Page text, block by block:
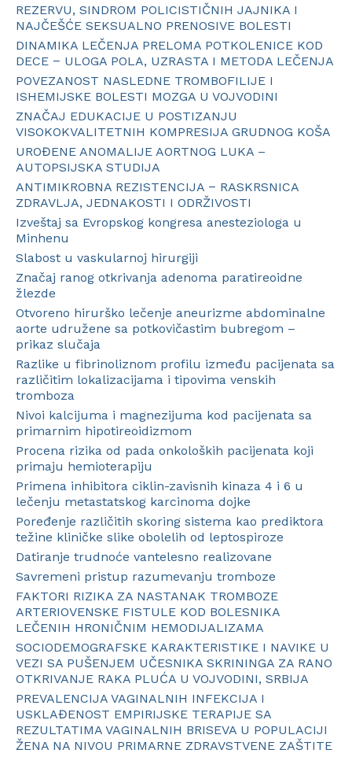
REZERVU, SINDROM POLICISTIČNIH JAJNIKA I
NAJČEŠĆE SEKSUALNO PRENOSIVE BOLESTI
DINAMIKA LEČENJA PRELOMA POTKOLENICE KOD
DECE − ULOGA POLA, UZRASTA I METODA LEČENJA
POVEZANOST NASLEDNE TROMBOFILIJE I
ISHEMIJSKE BOLESTI MOZGA U VOJVODINI
ZNAČAJ EDUKACIJE U POSTIZANJU
VISOKOKVALITETNIH KOMPRESIJA GRUDNOG KOŠA
UROĐENE ANOMALIJE AORTNOG LUKA –
AUTOPSIJSKA STUDIJA
ANTIMIKROBNA REZISTENCIJA − RASKRSNICA
ZDRAVLJA, JEDNAKOSTI I ODRŽIVOSTI
Izveštaj sa Evropskog kongresa anesteziologa u
Minhenu
Slabost u vaskularnoj hirurgiji
Značaj ranog otkrivanja adenoma paratireoidne
žlezde
Otvoreno hirurško lečenje aneurizme abdominalne
aorte udružene sa potkovičastim bubregom –
prikaz slučaja
Razlike u fibrinoliznom profilu između pacijenata sa
različitim lokalizacijama i tipovima venskih
tromboza
Nivoi kalcijuma i magnezijuma kod pacijenata sa
primarnim hipotireoidizmom
Procena rizika od pada onkoloških pacijenata koji
primaju hemioterapiju
Primena inhibitora ciklin-zavisnih kinaza 4 i 6 u
lečenju metastatskog karcinoma dojke
Poređenje različitih skoring sistema kao prediktora
težine kliničke slike obolelih od leptospiroze
Datiranje trudnoće vantelesno realizovane
Savremeni pristup razumevanju tromboze
FAKTORI RIZIKA ZA NASTANAK TROMBOZE
ARTERIOVENSKE FISTULE KOD BOLESNIKA
LEČENIH HRONIČNIM HEMODIJALIZAMA
SOCIODEMOGRAFSKE KARAKTERISTIKE I NAVIKE U
VEZI SA PUŠENJEM UČESNIKA SKRININGA ZA RANO
OTKRIVANJE RAKA PLUĆA U VOJVODINI, SRBIJA
PREVALENCIJA VAGINALNIH INFEKCIJA I
USKLAĐENOST EMPIRIJSKE TERAPIJE SA
REZULTATIMA VAGINALNIH BRISEVA U POPULACIJI
ŽENA NA NIVOU PRIMARNE ZDRAVSTVENE ZAŠTITE